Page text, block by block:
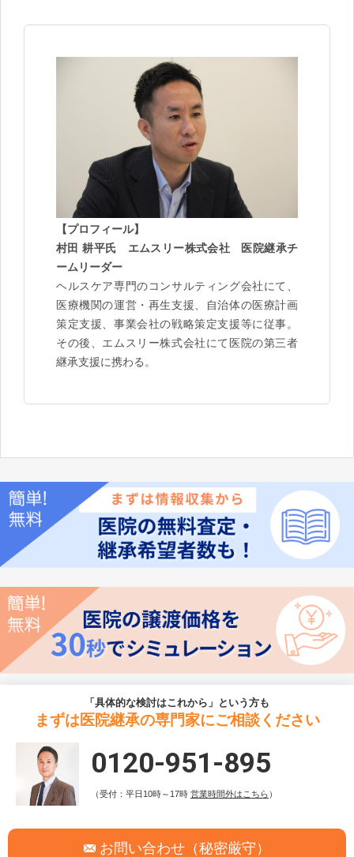
【プロフィール】
村田 耕平氏 エムスリー株式会社 医院継承チ
ームリーダー
ヘルスケア専門のコンサルティング会社にて、
医療機関の運営・再生支援、自治体の医療計画
策定支援、事業会社の戦略策定支援等に従事。
その後、エムスリー株式会社にて医院の第三者
継承支援に携わる。
「具体的な検討はこれから」という方も
まずは医院継承の専門家にご相談ください
0120-951-895
（受付：平日10時～17時 営業時間外はこちら ）
お問い合わせ（秘密厳守）